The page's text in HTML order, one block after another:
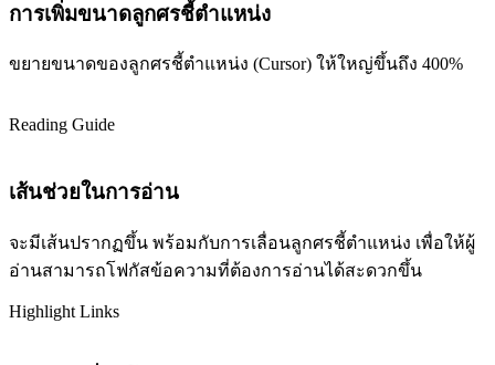
การเพิ่มขนาดลูกศรชี้ตำแหน่ง
ขยายขนาดของลูกศรชี้ตำแหน่ง (Cursor) ให้ใหญ่ขึ้นถึง 400%
Reading Guide
เส้นช่วยในการอ่าน
จะมีเส้นปรากฏขึ้น พร้อมกับการเลื่อนลูกศรชี้ตำแหน่ง เพื่อให้ผู้
อ่านสามารถโฟกัสข้อความที่ต้องการอ่านได้สะดวกขึ้น
Highlight Links